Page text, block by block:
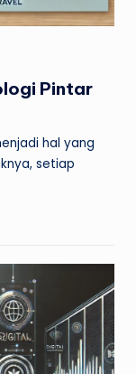
Pintar
hal yang
setiap